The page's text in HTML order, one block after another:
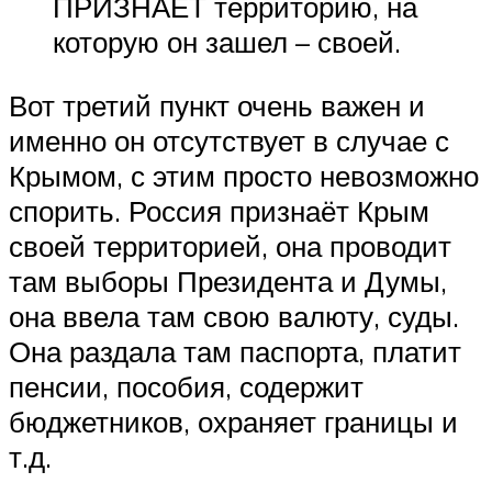
которую он зашел – своей.
Вот третий пункт очень важен и
именно он отсутствует в случае с
Крымом, с этим просто невозможно
спорить. Россия признаёт Крым
своей территорией, она проводит
там выборы Президента и Думы,
она ввела там свою валюту, суды.
Она раздала там паспорта, платит
пенсии, пособия, содержит
бюджетников, охраняет границы и
т.д.